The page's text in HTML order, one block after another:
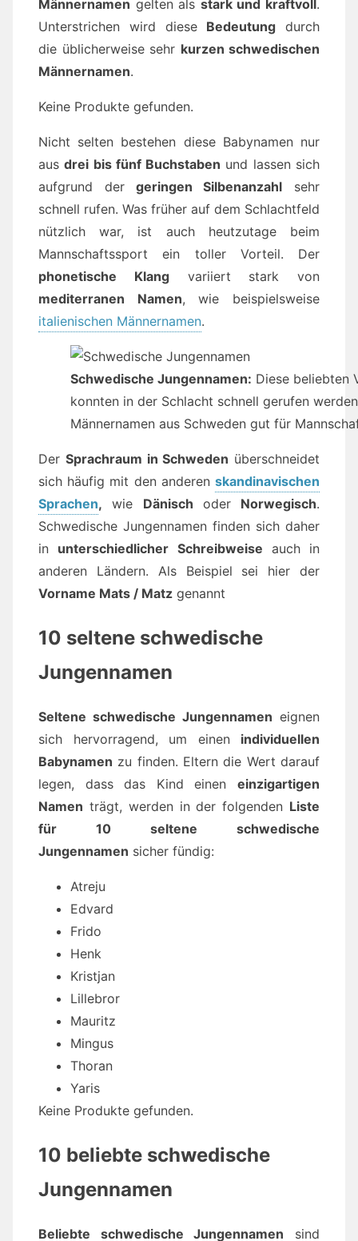
Männernamen gelten als stark und kraftvoll .
Unterstrichen wird diese Bedeutung durch
die üblicherweise sehr kurzen schwedischen
Männernamen.
Keine Produkte gefunden.
Nicht selten bestehen diese Babynamen nur
ausdrei bis fünf Buchstaben und lassen sich
aufgrund dergeringen Silbenanzahl sehr
schnell rufen. Was früher auf dem Schlachtfeld
nützlich war, ist auch heutzutage beim
Mannschaftssport ein toller Vorteil. Der
phonetische Klangvariiert stark von
mediterranen Namen, wie beispielsweise
italienischen Männernamen.
Schwedische Jungennamen: Diese beliebten
konnten in der Schlacht schnell gerufen
Männernamen aus Schweden gut für
Der Sprachraum in Schweden überschneidet
sich häufig mit den anderen skandinavischen
Sprachen, wie Dänisch oder Norwegisch.
Schwedische Jungennamen finden sich daher
in unterschiedlicher Schreibweise auch in
anderen Ländern. Als Beispiel sei hier der
Vorname Mats / Matz genannt
10 seltene schwedische
Jungennamen
Seltene schwedische Jungennamen eignen
sich hervorragend, um einen individuellen
Babynamen zu finden. Eltern die Wert darauf
legen, dass das Kind einen einzigartigen
Namen trägt, werden in der folgenden Liste
für 10 seltene schwedische
Jungennamen sicher fündig:
Atreju
Edvard
Frido
Henk
Kristjan
Lillebror
Mauritz
Mingus
Thoran
Yaris
Keine Produkte gefunden.
10 beliebte schwedische
Jungennamen
Beliebte schwedische Jungennamen sind